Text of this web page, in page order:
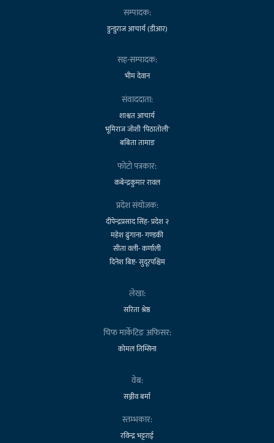
सम्पादक:
डुन्डुराज आचार्य (डीआर)
सह-सम्पादक:
भीम देवान
संवाददाता:
शाश्वत आचार्य
भूमिराज जोशी 'पिठातोली'
बबिता तामाङ
फोटो पत्रकार:
कबेन्द्रकुमार रावल
प्रदेश संयोजक:
दीपेन्द्रप्रसाद सिंह- प्रदेश २
महेश ढुंगाना- गण्डकी
सीता वली- कर्णाली
दिनेश बिष्ट- सुदूरपश्चिम
लेखा:
सरिता श्रेष्ठ
चिफ मार्केटिङ अफिसर:
कोमल तिम्सिना
वेब:
सञ्जीव बर्मा
स्तम्भकार:
रविन्द्र भट्टराई